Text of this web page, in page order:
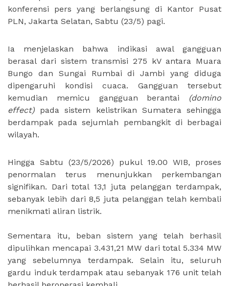
konferensi pers yang berlangsung di Kantor Pusat
PLN, Jakarta Selatan, Sabtu (23/5) pagi.
Ia menjelaskan bahwa indikasi awal gangguan
berasal dari sistem transmisi 275 kV antara Muara
Bungo dan Sungai Rumbai di Jambi yang diduga
dipengaruhi kondisi cuaca. Gangguan tersebut
kemudian memicu gangguan berantai (domino
effect) pada sistem kelistrikan Sumatera sehingga
berdampak pada sejumlah pembangkit di berbagai
wilayah.
Hingga Sabtu (23/5/2026) pukul 19.00 WIB, proses
penormalan terus menunjukkan perkembangan
signifikan. Dari total 13,1 juta pelanggan terdampak,
sebanyak lebih dari 8,5 juta pelanggan telah kembali
menikmati aliran listrik.
Sementara itu, beban sistem yang telah berhasil
dipulihkan mencapai 3.431,21 MW dari total 5.334 MW
yang sebelumnya terdampak. Selain itu, seluruh
gardu induk terdampak atau sebanyak 176 unit telah